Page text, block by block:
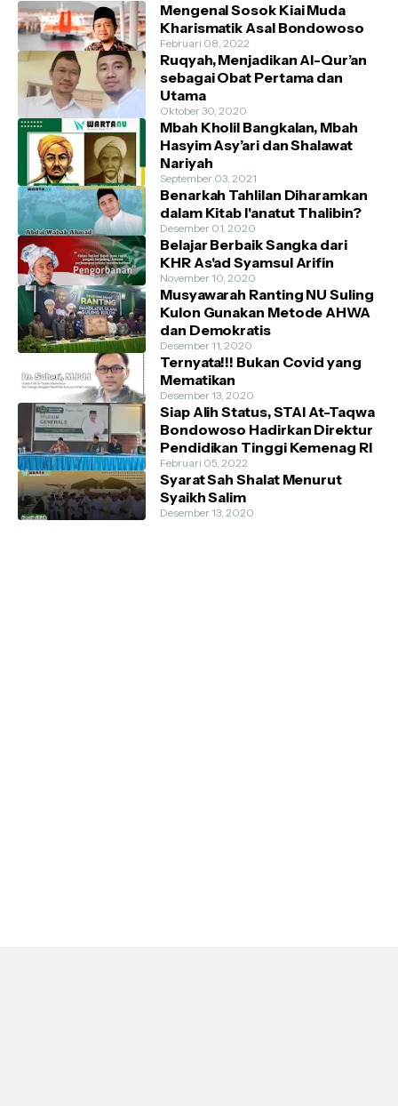
Mengenal Sosok Kiai Muda
Kharismatik Asal Bondowoso
Februari 08, 2022
Ruqyah, Menjadikan Al-Qur’an
sebagai Obat Pertama dan
Utama
Oktober 30, 2020
Mbah Kholil Bangkalan, Mbah
Hasyim Asy’ari dan Shalawat
Nariyah
September 03, 2021
Benarkah Tahlilan Diharamkan
dalam Kitab I'anatut Thalibin?
Desember 01, 2020
Belajar Berbaik Sangka dari
KHR As'ad Syamsul Arifin
November 10, 2020
Musyawarah Ranting NU Suling
Kulon Gunakan Metode AHWA
dan Demokratis
Desember 11, 2020
Ternyata!!! Bukan Covid yang
Mematikan
Desember 13, 2020
Siap Alih Status, STAI At-Taqwa
Bondowoso Hadirkan Direktur
Pendidikan Tinggi Kemenag RI
Februari 05, 2022
Syarat Sah Shalat Menurut
Syaikh Salim
Desember 13, 2020